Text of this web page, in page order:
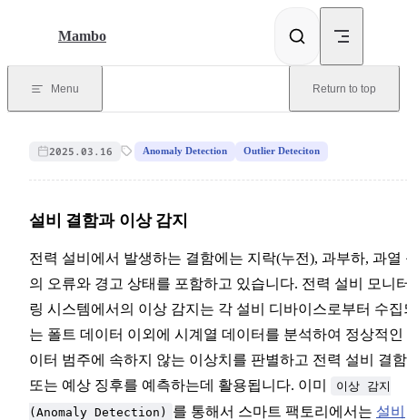
Mambo
Menu Return to top
2025.03.16 Anomaly Detection Outlier Deteciton
설비 결함과 이상 감지
전력 설비에서 발생하는 결함에는 지락(누전), 과부하, 과열
의 오류와 경고 상태를 포함하고 있습니다. 전력 설비 모니
링 시스템에서의 이상 감지는 각 설비 디바이스로부터 수집
는 폴트 데이터 이외에 시계열 데이터를 분석하여 정상적인
이터 범주에 속하지 않는 이상치를 판별하고 전력 설비 결함
또는 예상 징후를 예측하는데 활용됩니다. 이미
이상 감지
(Anomaly Detection)
를 통해서 스마트 팩토리에서는 설비